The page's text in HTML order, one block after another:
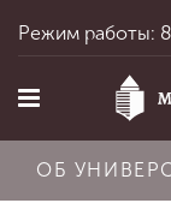
Режим работы:
ОБ